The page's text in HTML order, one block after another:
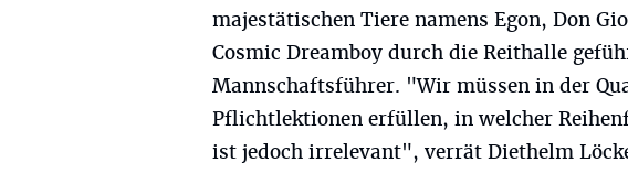
majestätischen Tiere namens Egon, Don
Cosmic Dreamboy durch die Reithalle
Mannschaftsführer. "Wir müssen in der
Pflichtlektionen erfüllen, in welcher
ist jedoch irrelevant", verrät Diethelm